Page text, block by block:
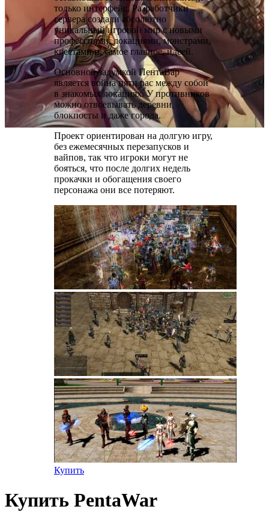
только интерфейс. Разработчики
сервера создали абсолютно
уникальный игровой мир с новыми
профессиями, локациями, монстрами,
квестами и, самое главное, идеей.
Основной задумкой ПентаВар
является война пяти рас между собой
в знакомых локациях. У противников
можно отвоевывать деревни,
блокпосты и даже города.
Проект ориентирован на долгую игру,
без ежемесячных перезапусков и
вайпов, так что игроки могут не
бояться, что после долгих недель
прокачки и обогащения своего
персонажа они все потеряют.
Купить
Купить PentaWar